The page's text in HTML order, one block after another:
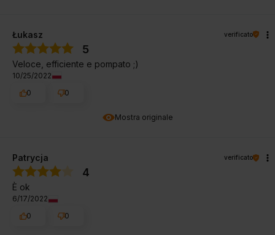
Mostra originale
Łukasz verificato
5
Veloce, efficiente e pompato ;)
10/25/2022
0
0
Patrycja verificato
4
È ok
6/17/2022
0
0